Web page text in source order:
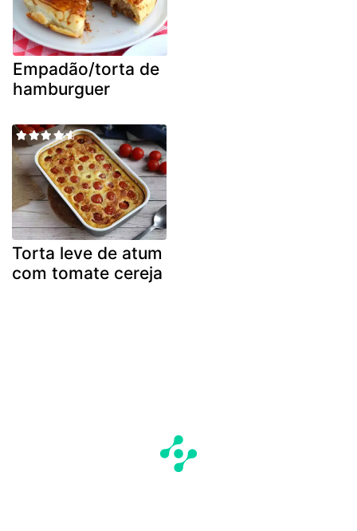
Empadão/torta de
hamburguer
Torta leve de atum
com tomate cereja